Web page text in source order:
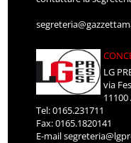
LG
via
11100
Tel: 0165.231711
Fax: 0165.1820141
E-mail